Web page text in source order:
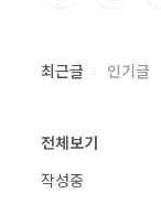
최근글 인기글
전체보기
작성중